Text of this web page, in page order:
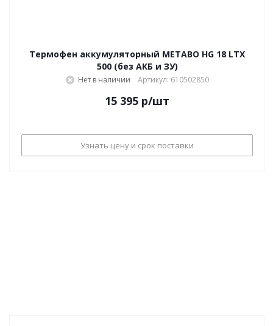
Термофен аккумуляторный METABO HG 18 LTX
500 (без АКБ и ЗУ)
Нет в наличии Артикул: 610502850
15 395 р/шт
Узнать цену и срок поставки